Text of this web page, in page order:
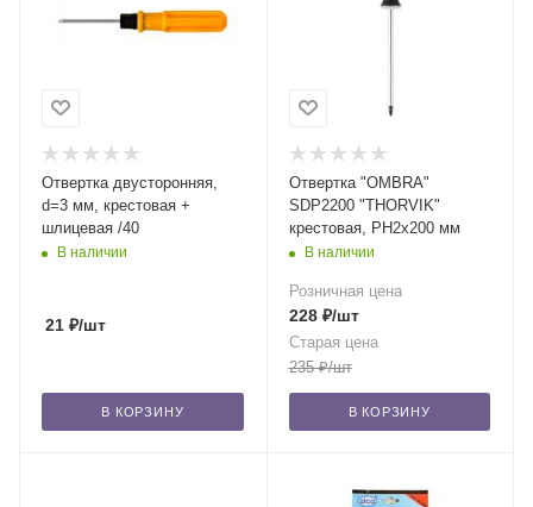
Отвертка двусторонняя,
d=3 мм, крестовая +
шлицевая /40
В наличии
21 ₽/шт
В КОРЗИНУ
Отвертка "OMBRA"
SDP2200 "THORVIK"
крестовая, PH2x200 мм
В наличии
Розничная цена
228₽/шт
Старая цена
235₽/шт
В КОРЗИНУ